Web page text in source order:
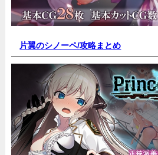
片翼のシノーペ/攻略まとめ